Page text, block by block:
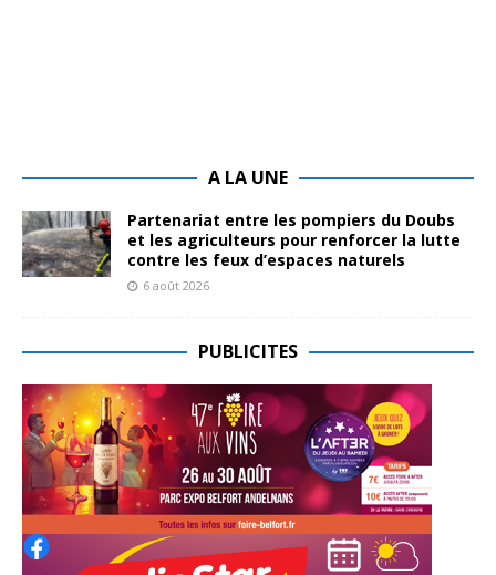
A LA UNE
Partenariat entre les pompiers du Doubs
et les agriculteurs pour renforcer la lutte
contre les feux d’espaces naturels
6 août 2026
PUBLICITES